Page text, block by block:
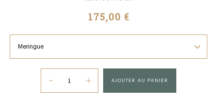
175,00 €
AJOUTER AU PANIER